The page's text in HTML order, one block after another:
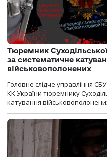
Тюремник
за систематичне
військовополонених
Головне слідче управління
КК України тюремнику
катування